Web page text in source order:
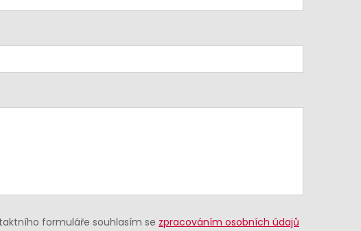
formuláře souhlasím se zpracováním osobních údajů